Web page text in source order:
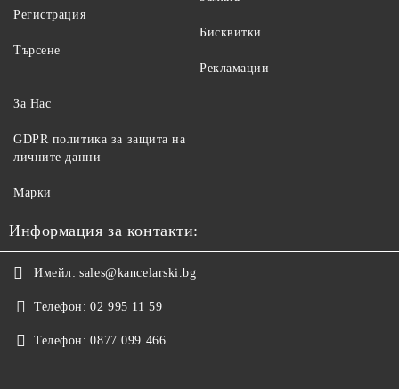
Регистрация
Търсене
Бисквитки
Рекламации
За Нас
GDPR политика за защита на
личните данни
Марки
Информация за контакти:
Имейл: sales@kancelarski.bg
Телефон: 02 995 11 59
Телефон: 0877 099 466